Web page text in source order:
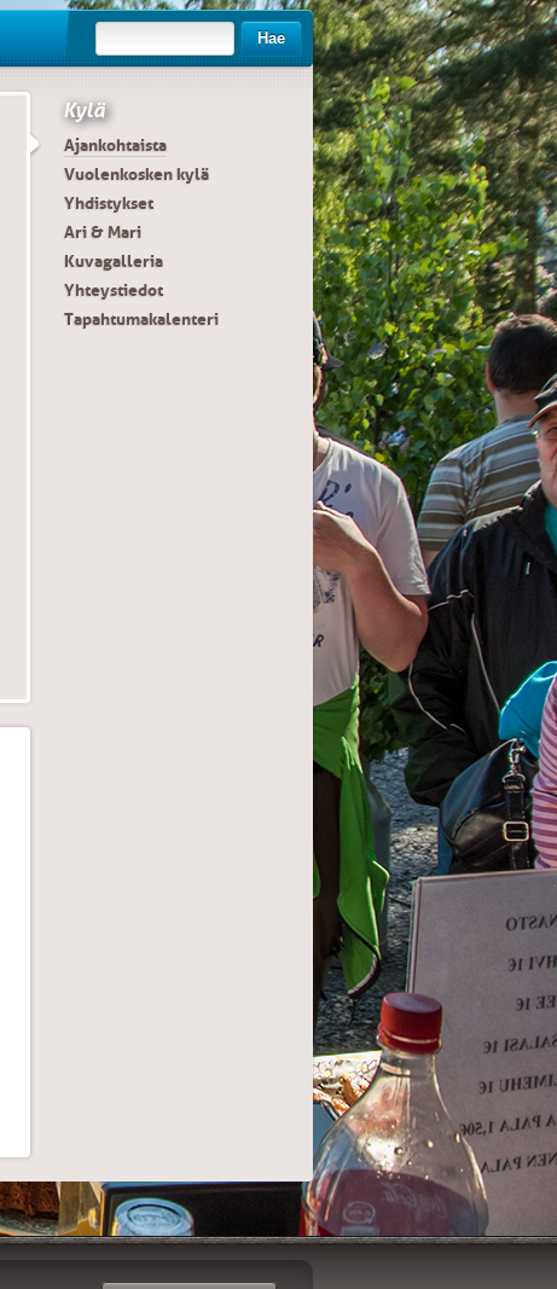
Hae
Kylä
Ajankohtaista
Vuolenkosken kylä
Yhdistykset
Ari & Mari
Kuvagalleria
Yhteystiedot
Tapahtumakalenteri